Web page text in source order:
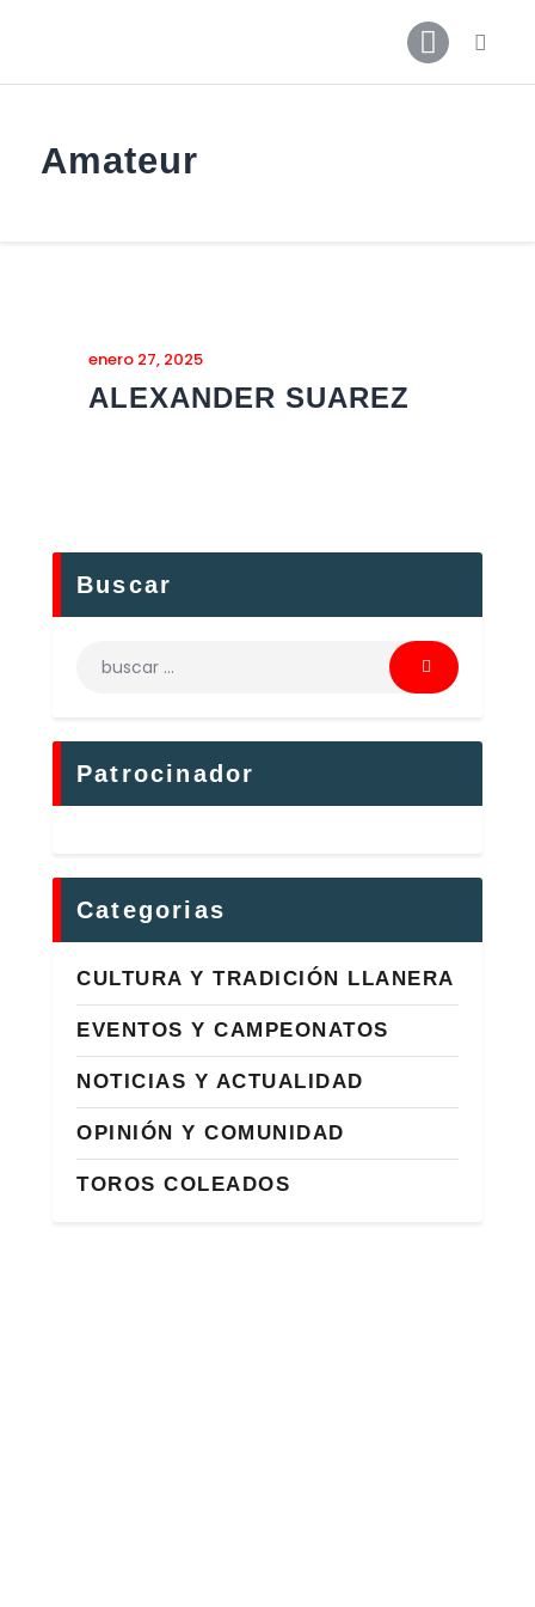
Amateur
Inicio
enero 27, 2025
ALEXANDER SUAREZ
Buscar
Patrocinador
Categorias
CULTURA Y TRADICIÓN LLANERA
EVENTOS Y CAMPEONATOS
NOTICIAS Y ACTUALIDAD
OPINIÓN Y COMUNIDAD
TOROS COLEADOS